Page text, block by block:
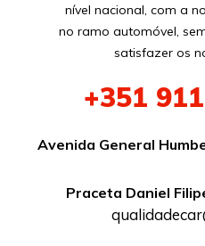
nível nacional, com a
no ramo automóvel,
satisfazer os
+351
Avenida General
Praceta Daniel